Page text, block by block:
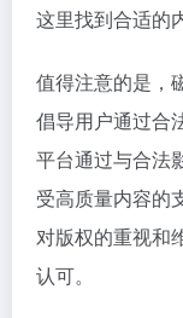
这里找到合适的
值得注意的是，
倡导用户通过合
平台通过与合法
受高质量内容的
对版权的重视和
认可。